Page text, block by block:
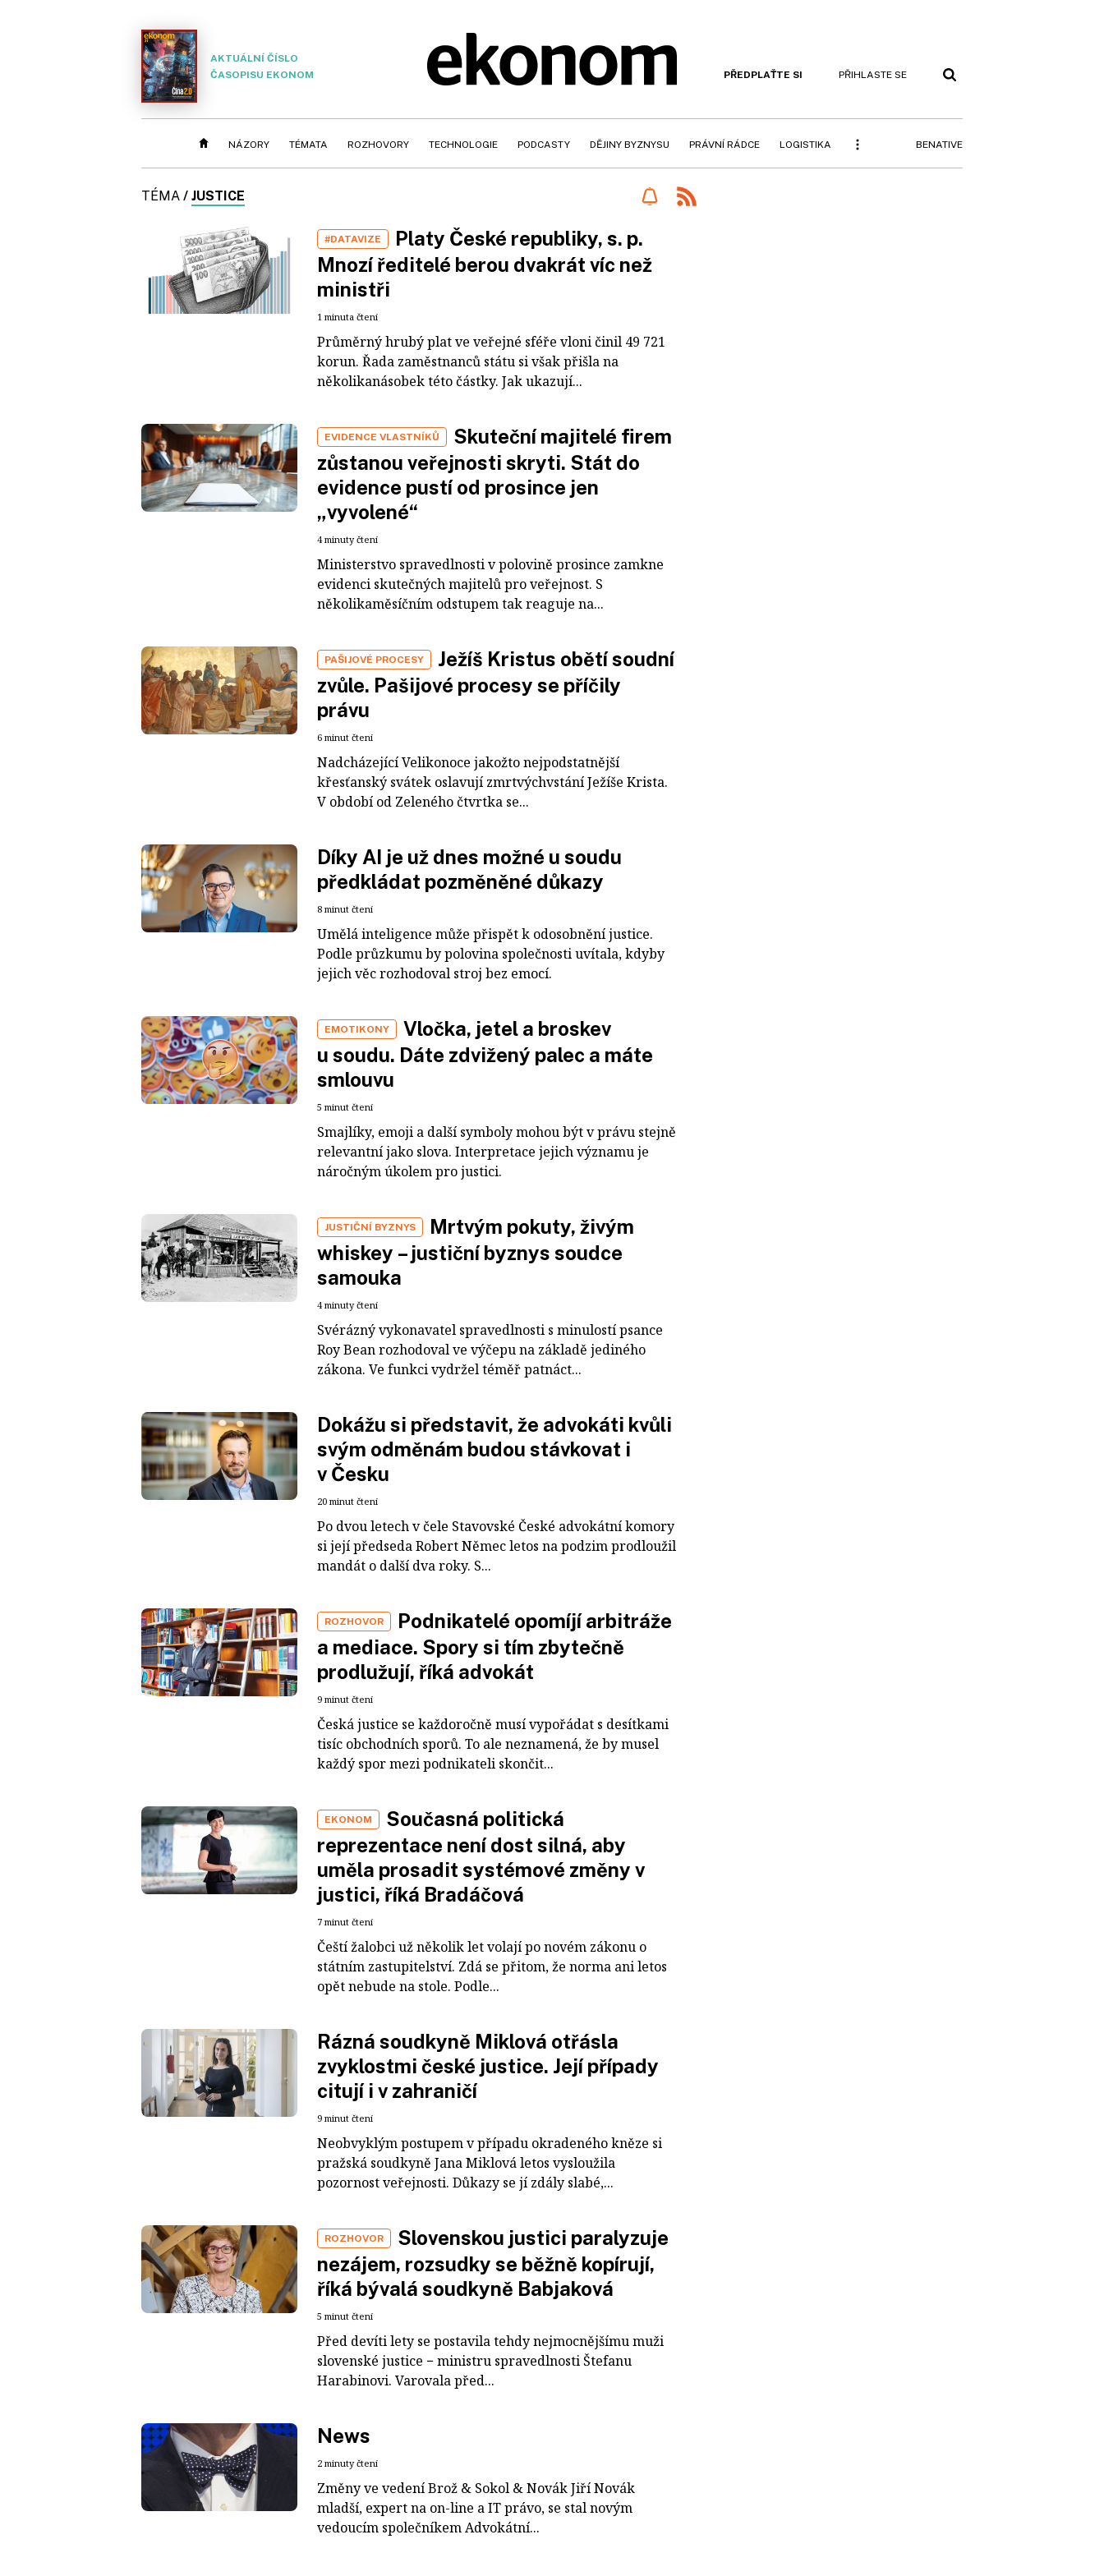
AKTUÁLNÍ ČÍSLO
ČASOPISU EKONOM
PŘEDPLAŤTE SI PŘIHLASTE SE
NÁZORY TÉMATA ROZHOVORY TECHNOLOGIE PODCASTY DĚJINY BYZNYSU PRÁVNÍ RÁDCE LOGISTIKA BENATIVE
TÉMA / JUSTICE
#DATAVIZE
Platy České republiky, s. p.
Mnozí ředitelé berou dvakrát víc než
ministři
1 minuta čtení
Průměrný hrubý plat ve veřejné sféře vloni činil 49 721
korun. Řada zaměstnanců státu si však přišla na
několikanásobek této částky. Jak ukazují...
EVIDENCE VLASTNÍKŮ
Skuteční majitelé firem
zůstanou veřejnosti skryti. Stát do
evidence pustí od prosince jen
„vyvolené“
4 minuty čtení
Ministerstvo spravedlnosti v polovině prosince zamkne
evidenci skutečných majitelů pro veřejnost. S
několikaměsíčním odstupem tak reaguje na...
PAŠIJOVÉ PROCESY
Ježíš Kristus obětí soudní
zvůle. Pašijové procesy se příčily
právu
6 minut čtení
Nadcházející Velikonoce jakožto nejpodstatnější
křesťanský svátek oslavují zmrtvýchvstání Ježíše Krista.
V období od Zeleného čtvrtka se...
Díky AI je už dnes možné u soudu
předkládat pozměněné důkazy
8 minut čtení
Umělá inteligence může přispět k odosobnění justice.
Podle průzkumu by polovina společnosti uvítala, kdyby
jejich věc rozhodoval stroj bez emocí.
EMOTIKONY
Vločka, jetel a broskev
u soudu. Dáte zdvižený palec a máte
smlouvu
5 minut čtení
Smajlíky, emoji a další symboly mohou být v právu stejně
relevantní jako slova. Interpretace jejich významu je
náročným úkolem pro justici.
JUSTIČNÍ BYZNYS
Mrtvým pokuty, živým
whiskey – justiční byznys soudce
samouka
4 minuty čtení
Svérázný vykonavatel spravedlnosti s minulostí psance
Roy Bean rozhodoval ve výčepu na základě jediného
zákona. Ve funkci vydržel téměř patnáct...
Dokážu si představit, že advokáti kvůli
svým odměnám budou stávkovat i
v Česku
20 minut čtení
Po dvou letech v čele Stavovské České advokátní komory
si její předseda Robert Němec letos na podzim prodloužil
mandát o další dva roky. S...
ROZHOVOR
Podnikatelé opomíjí arbitráže
a mediace. Spory si tím zbytečně
prodlužují, říká advokát
9 minut čtení
Česká justice se každoročně musí vypořádat s desítkami
tisíc obchodních sporů. To ale neznamená, že by musel
každý spor mezi podnikateli skončit...
EKONOM
Současná politická
reprezentace není dost silná, aby
uměla prosadit systémové změny v
justici, říká Bradáčová
7 minut čtení
Čeští žalobci už několik let volají po novém zákonu o
státním zastupitelství. Zdá se přitom, že norma ani letos
opět nebude na stole. Podle...
Rázná soudkyně Miklová otřásla
zvyklostmi české justice. Její případy
citují i v zahraničí
9 minut čtení
Neobvyklým postupem v případu okradeného kněze si
pražská soudkyně Jana Miklová letos vysloužila
pozornost veřejnosti. Důkazy se jí zdály slabé,...
ROZHOVOR
Slovenskou justici paralyzuje
nezájem, rozsudky se běžně kopírují,
říká bývalá soudkyně Babjaková
5 minut čtení
Před devíti lety se postavila tehdy nejmocnějšímu muži
slovenské justice − ministru spravedlnosti Štefanu
Harabinovi. Varovala před...
News
2 minuty čtení
Změny ve vedení Brož & Sokol & Novák Jiří Novák
mladší, expert na on-line a IT právo, se stal novým
vedoucím společníkem Advokátní...